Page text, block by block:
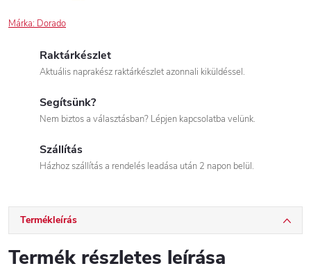
Márka: Dorado
Raktárkészlet
Aktuális naprakész raktárkészlet azonnali kiküldéssel.
Segítsünk?
Nem biztos a választásban? Lépjen kapcsolatba velünk.
Szállítás
Házhoz szállítás a rendelés leadása után 2 napon belül.
Termékleírás
Termék részletes leírása